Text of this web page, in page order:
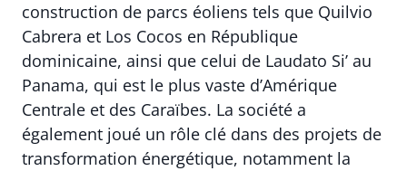
construction de parcs éoliens tels que Quilvio
Cabrera et Los Cocos en République
dominicaine, ainsi que celui de Laudato Si’ au
Panama, qui est le plus vaste d’Amérique
Centrale et des Caraïbes. La société a
également joué un rôle clé dans des projets de
transformation énergétique, notamment la